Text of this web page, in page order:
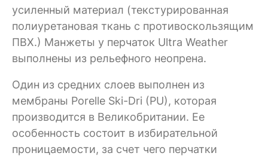
усиленный материал (текстурированная
полиуретановая ткань с противоскользящим
ПВХ.) Манжеты у перчаток Ultra Weather
выполнены из рельефного неопрена.
Один из средних слоев выполнен из
мембраны Porelle Ski-Dri (PU), которая
производится в Великобритании. Ее
особенность состоит в избирательной
проницаемости, за счет чего перчатки